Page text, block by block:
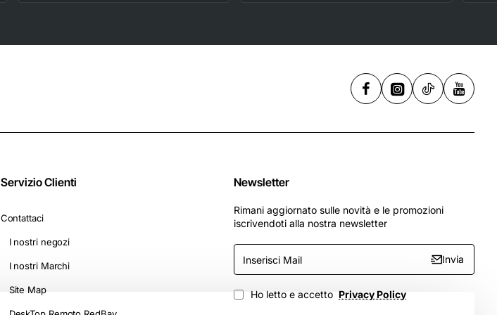
ventola, On The Go
Servizio Clienti
Contattaci
I nostri negozi
I nostri Marchi
Site Map
Newsletter
Rimani aggiornato sulle novità e le promozioni
iscrivendoti alla nostra newsletter
Inserisci
Mail
Invia
Ho letto e accetto Privacy Policy